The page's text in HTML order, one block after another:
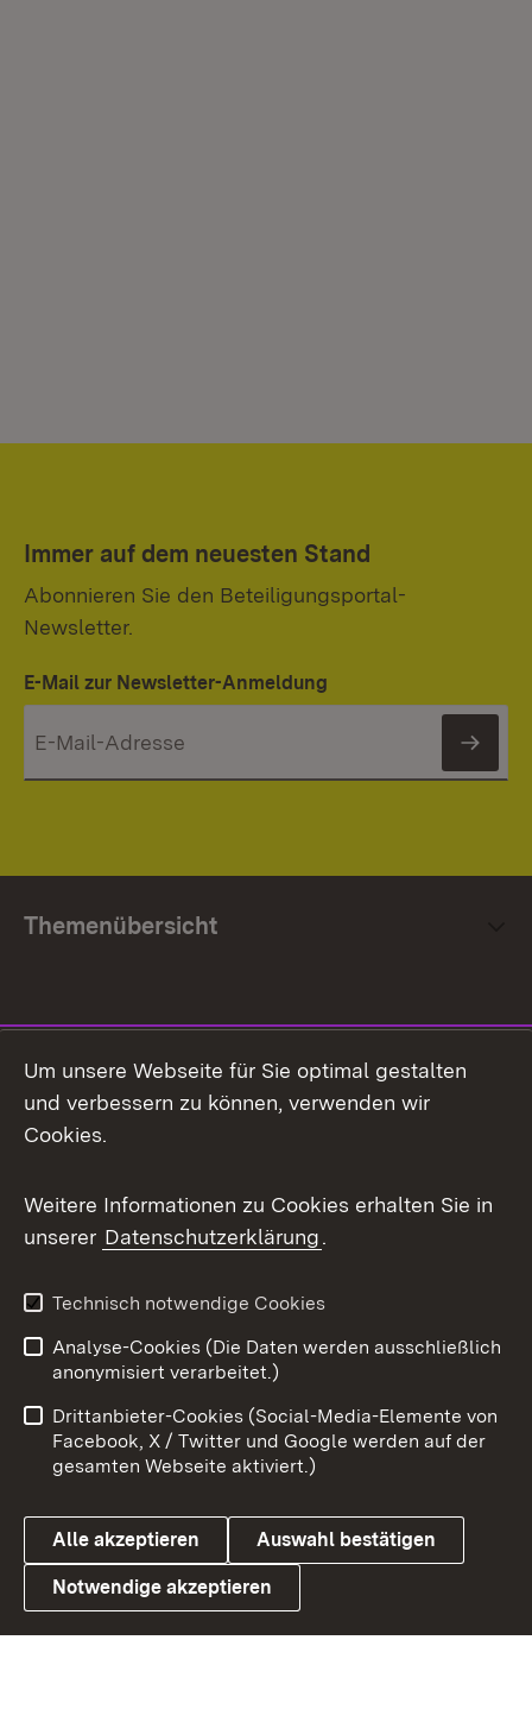
Immer auf dem neuesten Stand
Abonnieren Sie den Beteiligungsportal-
Newsletter.
E-Mail zur Newsletter-Anmeldung
Themenübersicht
Facebook
X / Twitter
Youtube
Link zum Landesportal
Impressum
Kontakt
Barrierefreiheit
Datenschutz
Cookies
Um unsere Webseite für Sie optimal gestalten
und verbessern zu können, verwenden wir
Cookies.
Weitere Informationen zu Cookies erhalten Sie in
unserer Datenschutzerklärung.
Technisch notwendige Cookies
Analyse-Cookies (Die Daten werden ausschließlich
anonymisiert verarbeitet.)
Drittanbieter-Cookies (Social-Media-Elemente von
Facebook, X / Twitter und Google werden auf der
gesamten Webseite aktiviert.)
Alle akzeptieren Auswahl bestätigen
Notwendige akzeptieren